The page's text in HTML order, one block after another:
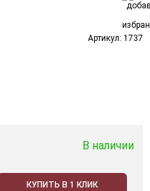
Артикул: 1737
В наличии
КУПИТЬ В 1 КЛИК